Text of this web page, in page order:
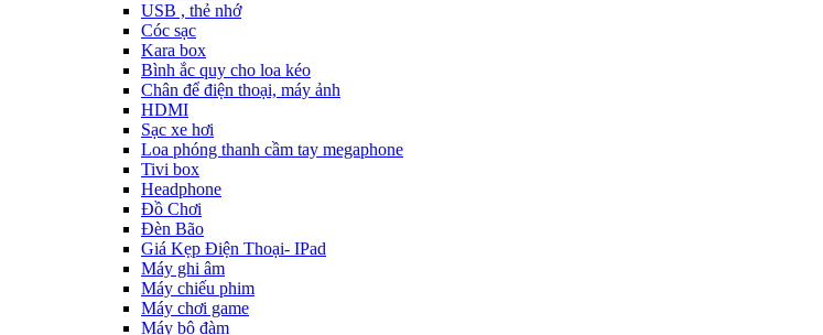
USB , thẻ nhớ
Cóc sạc
Kara box
Bình ắc quy cho loa kéo
Chân để điện thoại, máy ảnh
HDMI
Sạc xe hơi
Loa phóng thanh cầm tay megaphone
Tivi box
Headphone
Đồ Chơi
Đèn Bão
Giá Kẹp Điện Thoại- IPad
Máy ghi âm
Máy chiếu phim
Máy chơi game
Máy bộ đàm